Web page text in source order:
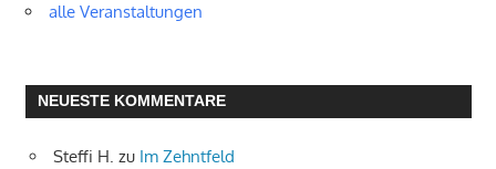
alle Veranstaltungen
NEUESTE KOMMENTARE
Steffi H. zu Im Zehntfeld